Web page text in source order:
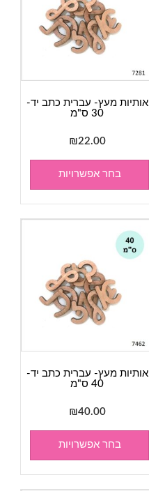
אותיות מעץ- עברית כתב יד-
30 ס"מ
₪22.00
בחר אפשרויות
אותיות מעץ- עברית כתב יד-
40 ס"מ
₪40.00
בחר אפשרויות